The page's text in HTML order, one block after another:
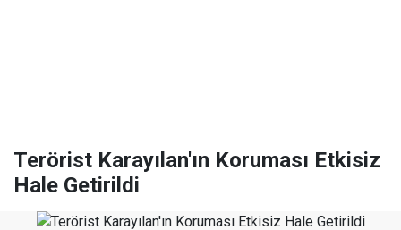
Terörist Karayılan'ın Koruması Etkisiz
Hale Getirildi